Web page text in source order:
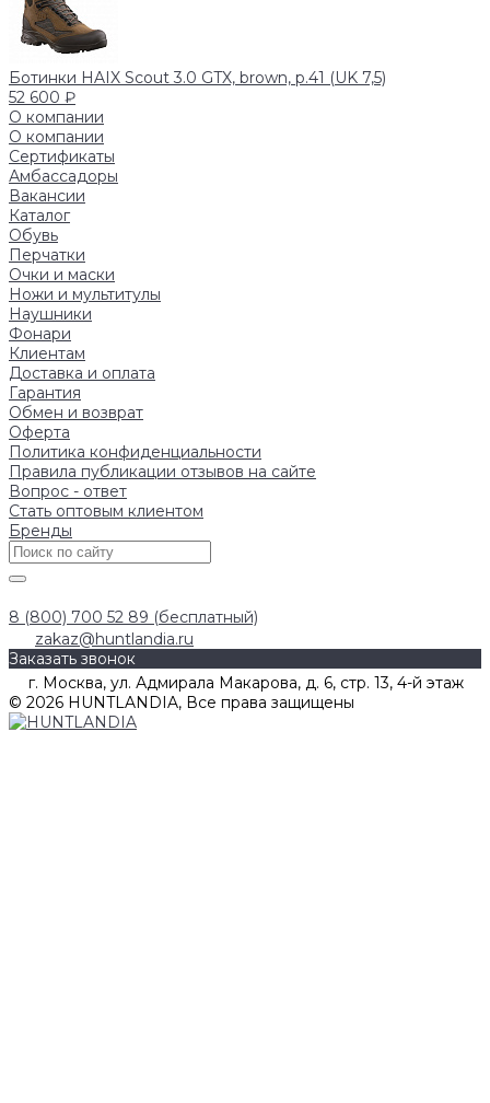
Ботинки HAIX Scout 3.0 GTX, brown, р.41 (UK 7,5)
52 600 ₽
О компании
О компании
Сертификаты
Амбассадоры
Вакансии
Каталог
Обувь
Перчатки
Очки и маски
Ножи и мультитулы
Наушники
Фонари
Клиентам
Доставка и оплата
Гарантия
Обмен и возврат
Оферта
Политика конфиденциальности
Правила публикации отзывов на сайте
Вопрос - ответ
Стать оптовым клиентом
Бренды
8 (800) 700 52 89 (бесплатный)
zakaz@huntlandia.ru
Заказать звонок
г. Москва, ул. Адмирала Макарова, д. 6, стр. 13, 4-й этаж
© 2026 HUNTLANDIA, Все права защищены